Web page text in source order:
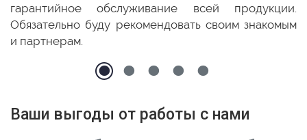
гарантийное обслуживание всей продукции.
Обязательно буду рекомендовать своим знакомым
и партнерам.
Ваши выгоды от работы с нами